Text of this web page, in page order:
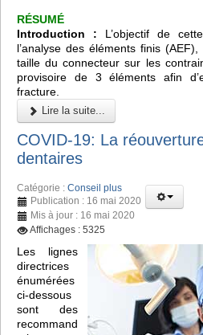
RÉSUMÉ
Introduction : L’objectif de
l’analyse des éléments finis
taille du connecteur sur les
provisoire de 3 éléments afin
fracture.
Lire la suite...
COVID-19: La
dentaires
Catégorie : Conseil plus
Publication : 16 mai 2020
Mis à jour : 16 mai 2020
Affichages : 5325
Les lignes
directrices
énumérées
ci-dessous
sont des
recommand